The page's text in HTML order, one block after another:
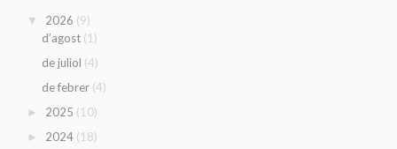
▼ 2026 (9)
d’agost (1)
de juliol (4)
de febrer (4)
► 2025 (10)
► 2024 (18)